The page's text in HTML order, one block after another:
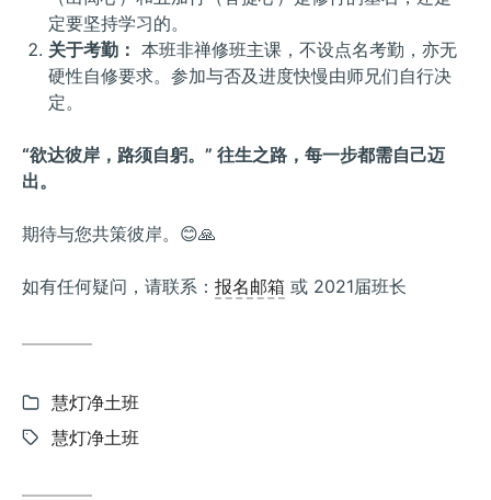
定要坚持学习的。
关于考勤： 本班非禅修班主课，不设点名考勤，亦无
硬性自修要求。参加与否及进度快慢由师兄们自行决
定。
“欲达彼岸，路须自躬。” 往生之路，每一步都需自己迈
出。
期待与您共策彼岸。😊🙏
如有任何疑问，请联系： 报名邮箱 或 2021届班长
Categories:
慧灯净土班
Tags:
慧灯净土班